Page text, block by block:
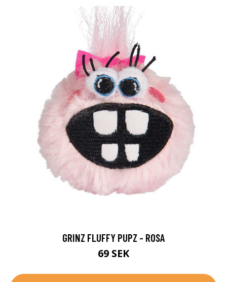
GRINZ FLUFFY PUPZ - ROSA
69 SEK